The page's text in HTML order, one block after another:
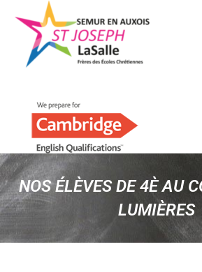
NOS ÉLÈVES DE 4È AU
LUMIÈRES